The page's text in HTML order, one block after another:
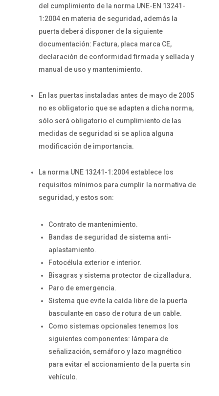
del cumplimiento de la norma UNE-EN 13241-
1:2004 en materia de seguridad, además la
puerta deberá disponer de la siguiente
documentación: Factura, placa marca CE,
declaración de conformidad firmada y sellada y
manual de uso y mantenimiento.
En las puertas instaladas antes de mayo de 2005
no es obligatorio que se adapten a dicha norma,
sólo será obligatorio el cumplimiento de las
medidas de seguridad si se aplica alguna
modificación de importancia.
La norma UNE 13241-1:2004 establece los
requisitos mínimos para cumplir la normativa de
seguridad, y estos son:
Contrato de mantenimiento.
Bandas de seguridad de sistema anti-
aplastamiento.
Fotocélula exterior e interior.
Bisagras y sistema protector de cizalladura.
Paro de emergencia.
Sistema que evite la caída libre de la puerta
basculante en caso de rotura de un cable.
Como sistemas opcionales tenemos los
siguientes componentes: lámpara de
señalización, semáforo y lazo magnético
para evitar el accionamiento de la puerta sin
vehículo.